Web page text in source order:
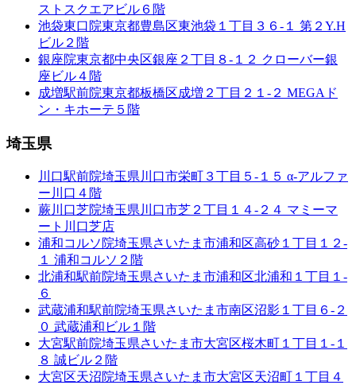
ストスクエアビル６階
池袋東口院東京都豊島区東池袋１丁目３６-１ 第２Y.H
ビル２階
銀座院東京都中央区銀座２丁目８-１２ クローバー銀
座ビル４階
成増駅前院東京都板橋区成増２丁目２１-２ MEGAド
ン・キホーテ５階
埼玉県
川口駅前院埼玉県川口市栄町３丁目５-１５ α-アルファ
ー川口４階
蕨川口芝院埼玉県川口市芝２丁目１４-２４ マミーマ
ート川口芝店
浦和コルソ院埼玉県さいたま市浦和区高砂１丁目１２-
１ 浦和コルソ２階
北浦和駅前院埼玉県さいたま市浦和区北浦和１丁目１-
６
武蔵浦和駅前院埼玉県さいたま市南区沼影１丁目６-２
０ 武蔵浦和ビル１階
大宮駅前院埼玉県さいたま市大宮区桜木町１丁目１-１
８ 誠ビル２階
大宮区天沼院埼玉県さいたま市大宮区天沼町１丁目４